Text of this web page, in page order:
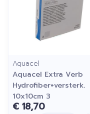
Aquacel
Aquacel Extra Verb
Hydrofiber+versterk.
10x10cm 3
€ 18,70